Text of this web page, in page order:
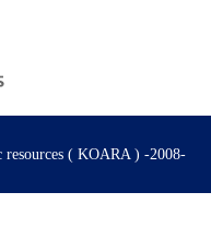
resources ( KOARA ) -2008-